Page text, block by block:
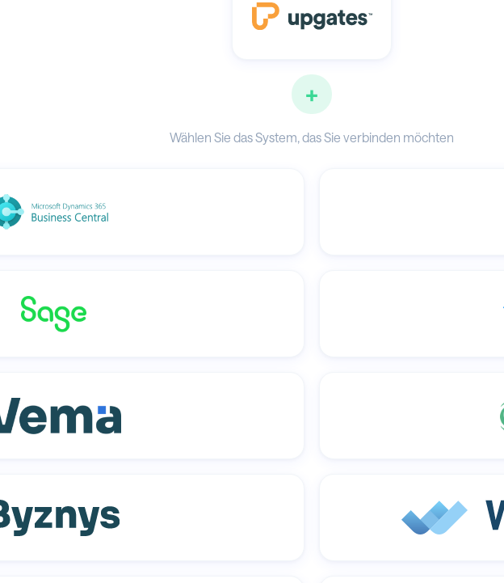
+
Wählen Sie das System, das Sie verbinden möchten